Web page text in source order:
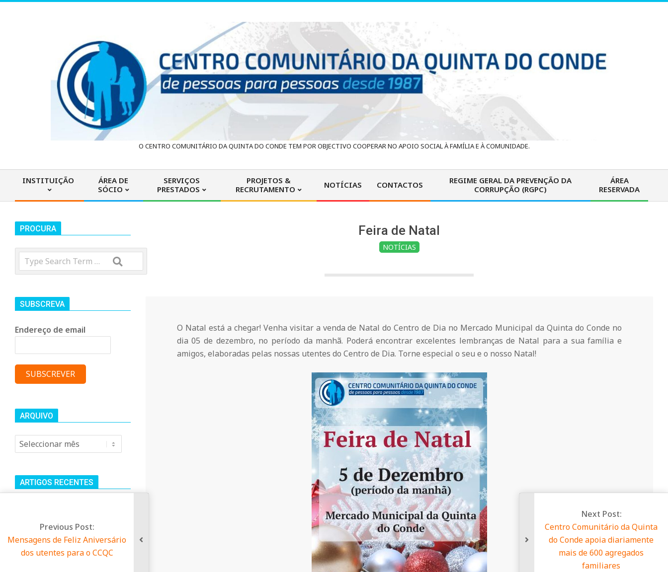
e
n
t
r
o
C
o
m
u
n
i
t
á
O CENTRO COMUNITÁRIO DA QUINTA DO CONDE TEM POR OBJECTIVO COOPERAR NO APOIO SOCIAL À FAMÍLIA E À COMUNIDADE.
Primary
Navigation
INSTITUIÇÃO
ÁREA DE
SÓCIO
SERVIÇOS
PRESTADOS
PROJETOS &
RECRUTAMENTO
NOTÍCIAS CONTACTOS
REGIME GERAL DA PREVENÇÃO DA
CORRUPÇÃO (RGPC)
ÁREA
RESERVADA
Feira de Natal
NOTÍCIAS
O Natal está a chegar! Venha visitar a venda de Natal do Centro de Dia no Mercado Municipal da Quinta do Conde no
dia 05 de dezembro, no período da manhã. Poderá encontrar excelentes lembranças de Natal para a sua família e
amigos, elaboradas pelas nossas utentes do Centro de Dia. Torne especial o seu e o nosso Natal!
PROCURA
Search
SUBSCREVA
Endereço de email
ARQUIVO
Arquivo
ARTIGOS RECENTES
Voltou a Encantar!
Dia da Criança no Centro
Previous Post:
de Feliz Aniversário
dos utentes para o CCQC
Next Post:
Centro Comunitário da
do Conde apoia
mais de 600 agregados
familiares